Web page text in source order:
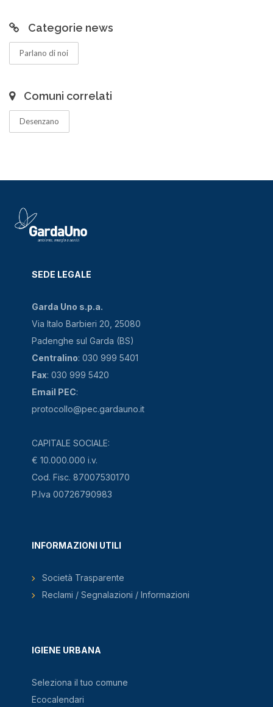
Categorie news
Parlano di noi
Comuni correlati
Desenzano
SEDE LEGALE
Garda Uno s.p.a.
Via Italo Barbieri 20, 25080
Padenghe sul Garda (BS)
Centralino: 030 999 5401
Fax: 030 999 5420
Email PEC:
protocollo@pec.gardauno.it
CAPITALE SOCIALE:
€ 10.000.000 i.v.
Cod. Fisc. 87007530170
P.Iva 00726790983
IGIENE URBANA
Seleziona il tuo comune
Ecocalendari
INFORMAZIONI UTILI
Società Trasparente
Reclami / Segnalazioni / Informazioni